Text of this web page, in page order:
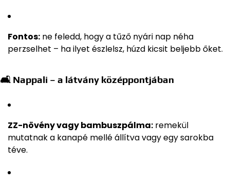
Fontos: ne feledd, hogy a tűző nyári nap néha
perzselhet – ha ilyet észlelsz, húzd kicsit beljebb őket.
🛋 Nappali – a látvány középpontjában
ZZ-növény vagy bambuszpálma: remekül
mutatnak a kanapé mellé állítva vagy egy sarokba
téve.